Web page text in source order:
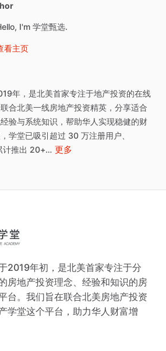
I'm 学堂甄选.
看主页
年，是北美⾸家专注于地产投资的在线
合北美⼀线房地产投资精英，分享适合
验与系统知识，帮助华⼈实现稳健的财
学堂已吸引超过 30 万注册用户、
计推出 20+… 更多
2019年初，是北美首家专注于分
房地产投资理念、经验和知识的房
台。我们旨在联合北美房地产投资
学堂这个平台，助力华人财富增